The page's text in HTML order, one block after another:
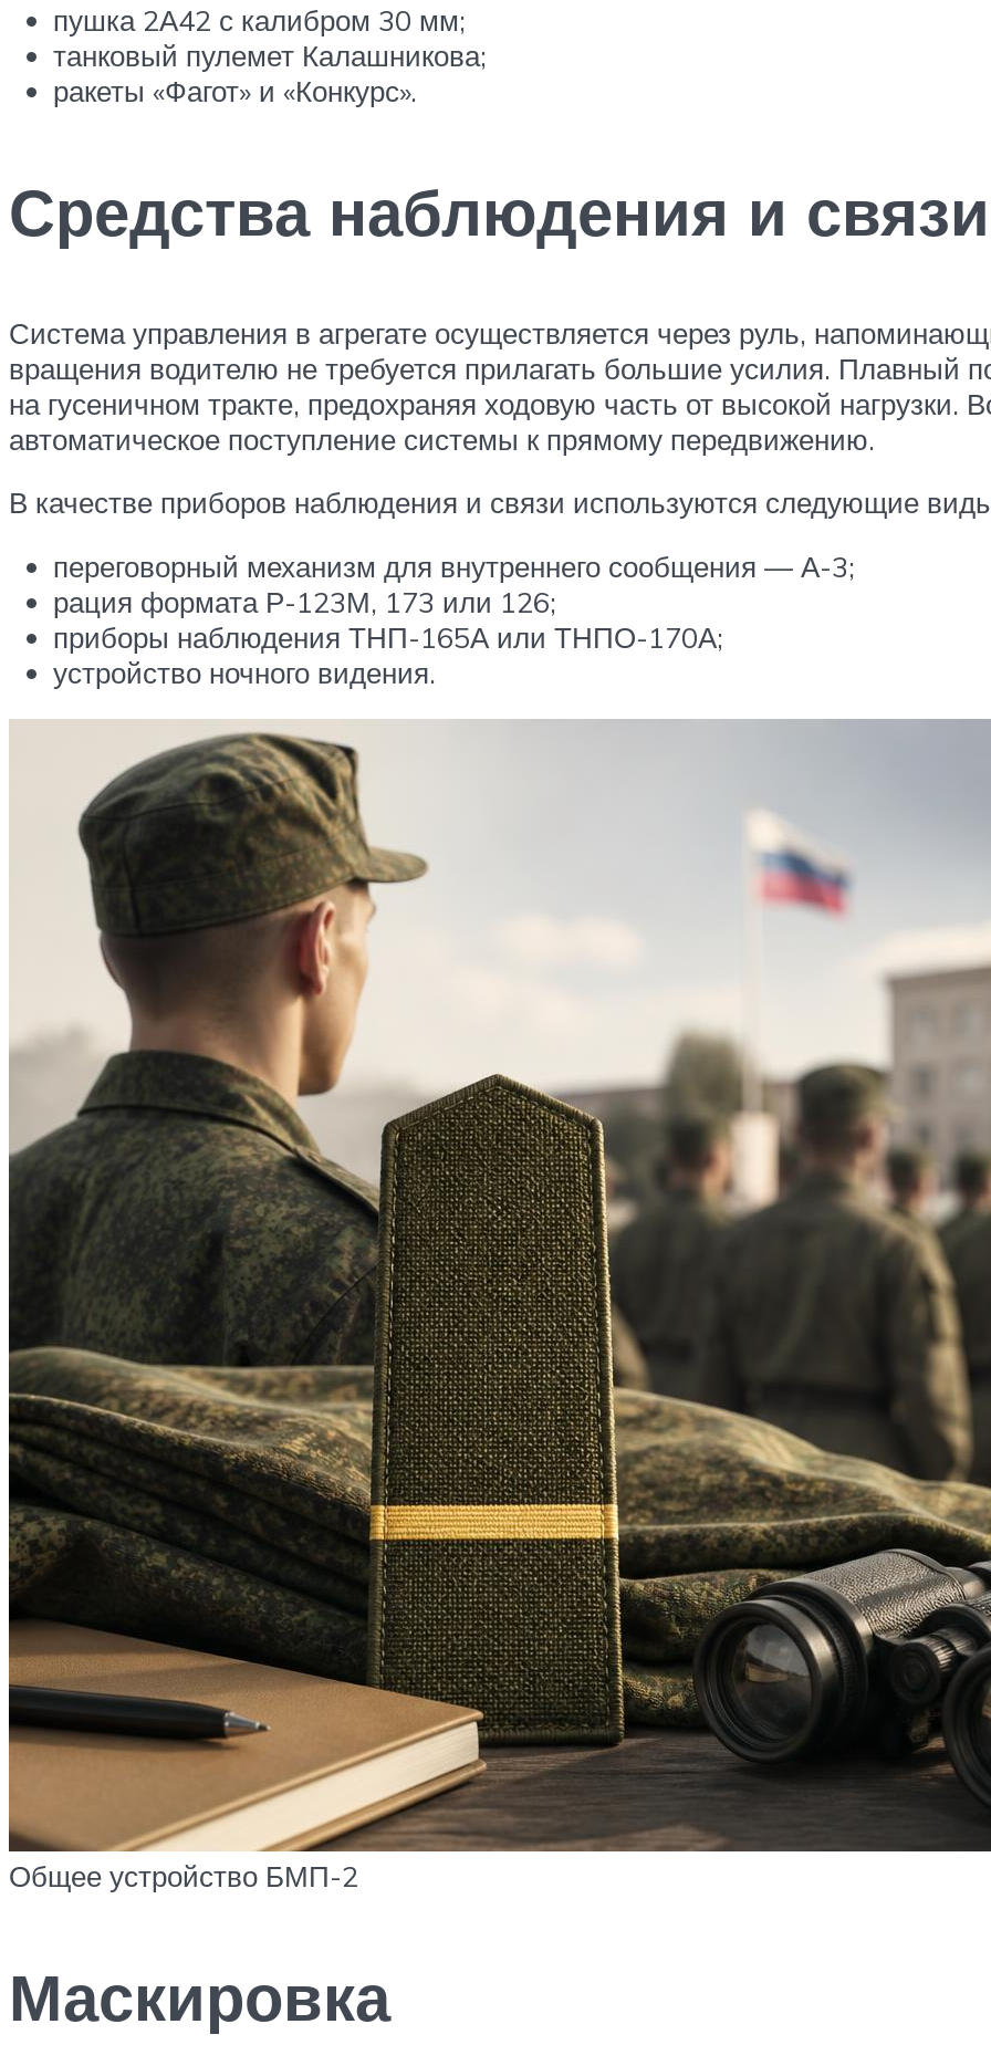
пушка 2А42 с калибром 30 мм;
танковый пулемет Калашникова;
ракеты «Фагот» и «Конкурс».
Средства наблюдения и связи
Система управления в агрегате осуществляется через руль,
вращения водителю не требуется прилагать большие усилия. Плавный
на гусеничном тракте, предохраняя ходовую часть от высокой нагрузки.
автоматическое поступление системы к прямому передвижению.
В качестве приборов наблюдения и связи используются следующие
переговорный механизм для внутреннего сообщения — А-3;
рация формата Р-123М, 173 или 126;
приборы наблюдения ТНП-165А или ТНПО-170А;
устройство ночного видения.
Общее устройство БМП-2
Маскировка